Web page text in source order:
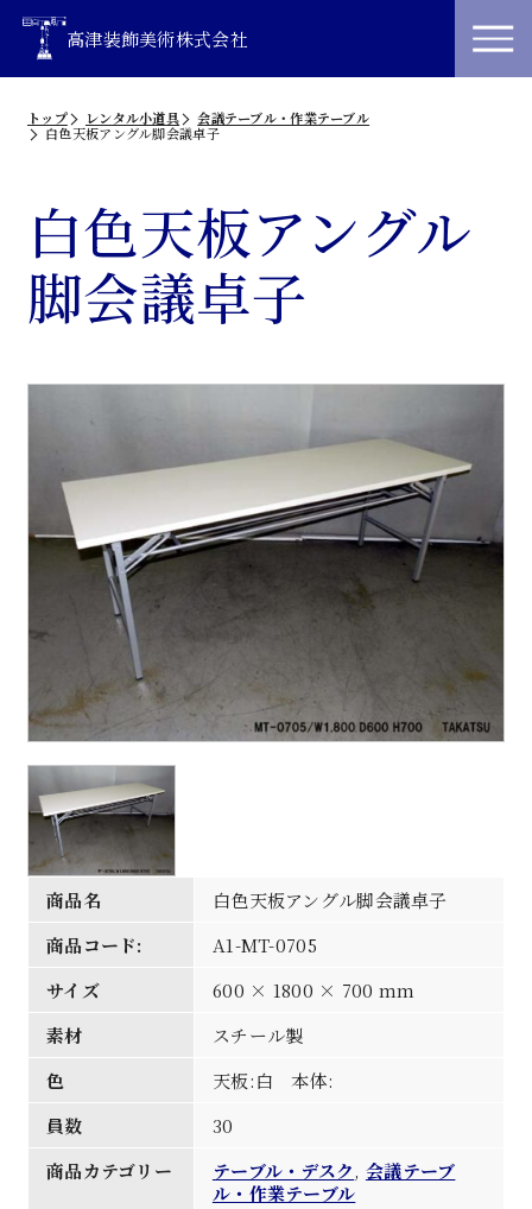
高津装飾美術株式会社
トップ レンタル小道具
会議テーブル・作業テーブル
白色天板アングル脚会議卓子
白色天板アングル
脚会議卓子
商品名
白色天板アングル脚会議卓子
商品コード:
A1-MT-0705
サイズ
600 × 1800 × 700 mm
素材
スチール製
色
天板:白 本体:
員数
30
商品カテゴリー
テーブル・デスク, 会議テーブ
ル・作業テーブル